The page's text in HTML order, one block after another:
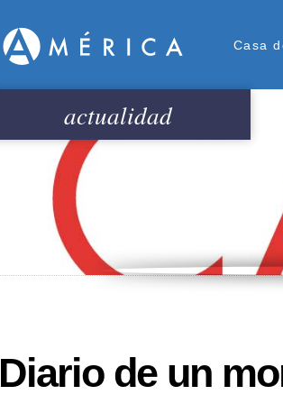
Casa
actualidad
Diario de un